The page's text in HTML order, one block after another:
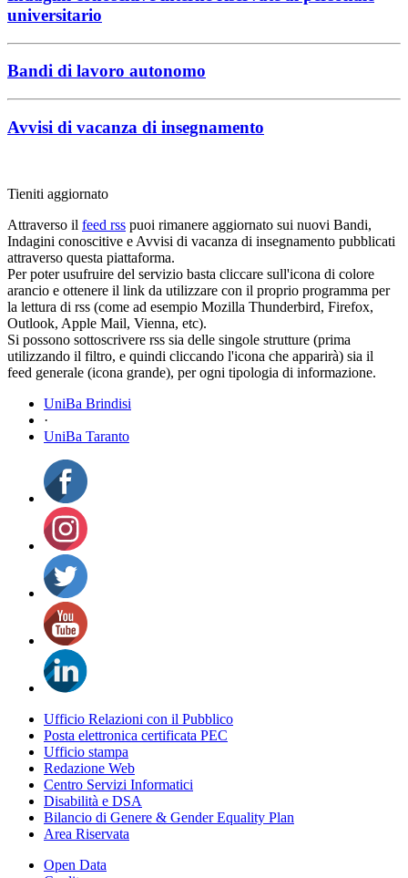
universitario
Bandi di lavoro autonomo
Avvisi di vacanza di insegnamento
Tieniti aggiornato
Attraverso il feed rss puoi rimanere aggiornato sui nuovi Bandi,
Indagini conoscitive e Avvisi di vacanza di insegnamento pubblicati
attraverso questa piattaforma.
Per poter usufruire del servizio basta cliccare sull'icona di colore
arancio e ottenere il link da utilizzare con il proprio programma per
la lettura di rss (come ad esempio Mozilla Thunderbird, Firefox,
Outlook, Apple Mail, Vienna, etc).
Si possono sottoscrivere rss sia delle singole strutture (prima
utilizzando il filtro, e quindi cliccando l'icona che apparirà) sia il
feed generale (icona grande), per ogni tipologia di informazione.
UniBa Brindisi
·
UniBa Taranto
Ufficio Relazioni con il Pubblico
Posta elettronica certificata PEC
Ufficio stampa
Redazione Web
Centro Servizi Informatici
Disabilità e DSA
Bilancio di Genere & Gender Equality Plan
Area Riservata
Open Data